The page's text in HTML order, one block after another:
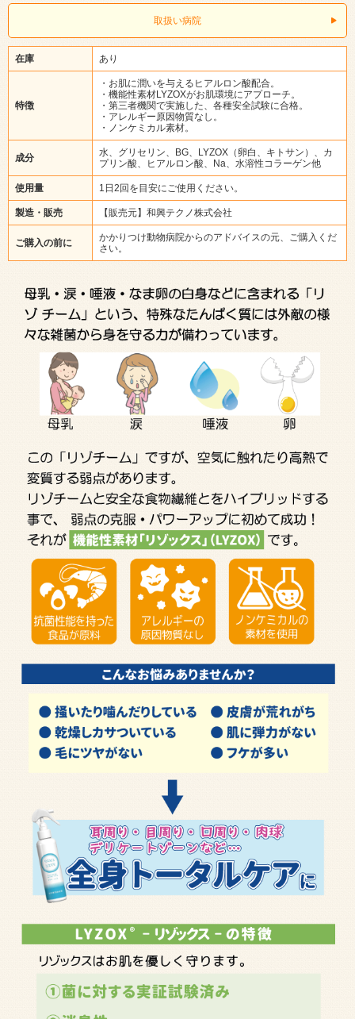
取扱い病院
在庫 あり
特徴
・お肌に潤いを与えるヒアルロン酸配合。
・機能性素材LYZOXがお肌環境にアプローチ。
・第三者機関で実施した、各種安全試験に合格。
・アレルギー原因物質なし。
・ノンケミカル素材。
成分
水、グリセリン、BG、LYZOX（卵白、キトサン）、カ
プリン酸、ヒアルロン酸、Na、水溶性コラーゲン他
使用量 1日2回を目安にご使用ください。
製造・販売 【販売元】和興テクノ株式会社
ご購入の前に
かかりつけ動物病院からのアドバイスの元、ご購入くだ
さい。